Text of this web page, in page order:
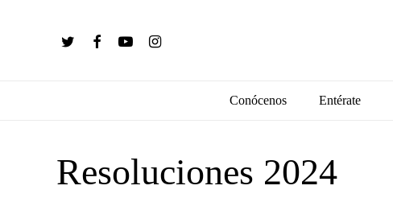
twitter facebookyoutubeinstagram
Conócenos Entérate
Resoluciones 2024